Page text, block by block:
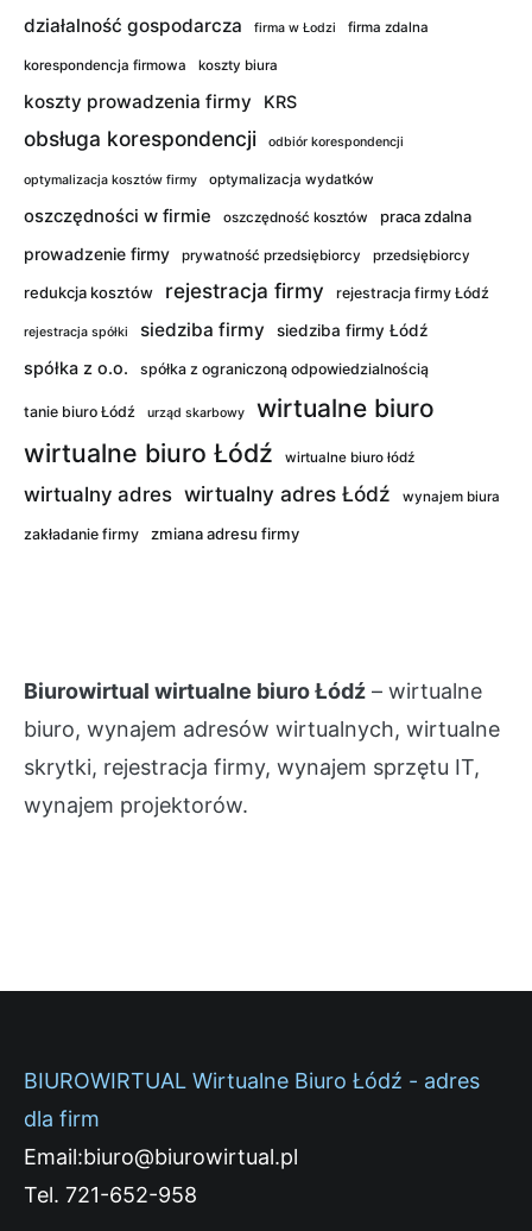
działalność gospodarcza firma w Łodzi firma zdalna
korespondencja firmowa koszty biura
koszty prowadzenia firmy KRS
obsługa korespondencji odbiór korespondencji
optymalizacja kosztów firmy optymalizacja wydatków
oszczędności w firmie oszczędność kosztów praca zdalna
prowadzenie firmy prywatność przedsiębiorcy przedsiębiorcy
redukcja kosztów rejestracja firmy rejestracja firmy Łódź
rejestracja spółki siedziba firmy siedziba firmy Łódź
spółka z o.o. spółka z ograniczoną odpowiedzialnością
tanie biuro Łódź urząd skarbowy wirtualne biuro
wirtualne biuro Łódź wirtualne biuro łódź
wirtualny adres wirtualny adres Łódź wynajem biura
zakładanie firmy zmiana adresu firmy
Biurowirtual wirtualne biuro Łódź – wirtualne
biuro, wynajem adresów wirtualnych, wirtualne
skrytki, rejestracja firmy, wynajem sprzętu IT,
wynajem projektorów.
BIUROWIRTUAL Wirtualne Biuro Łódź - adres
dla firm
Email:biuro@biurowirtual.pl
Tel. 721-652-958